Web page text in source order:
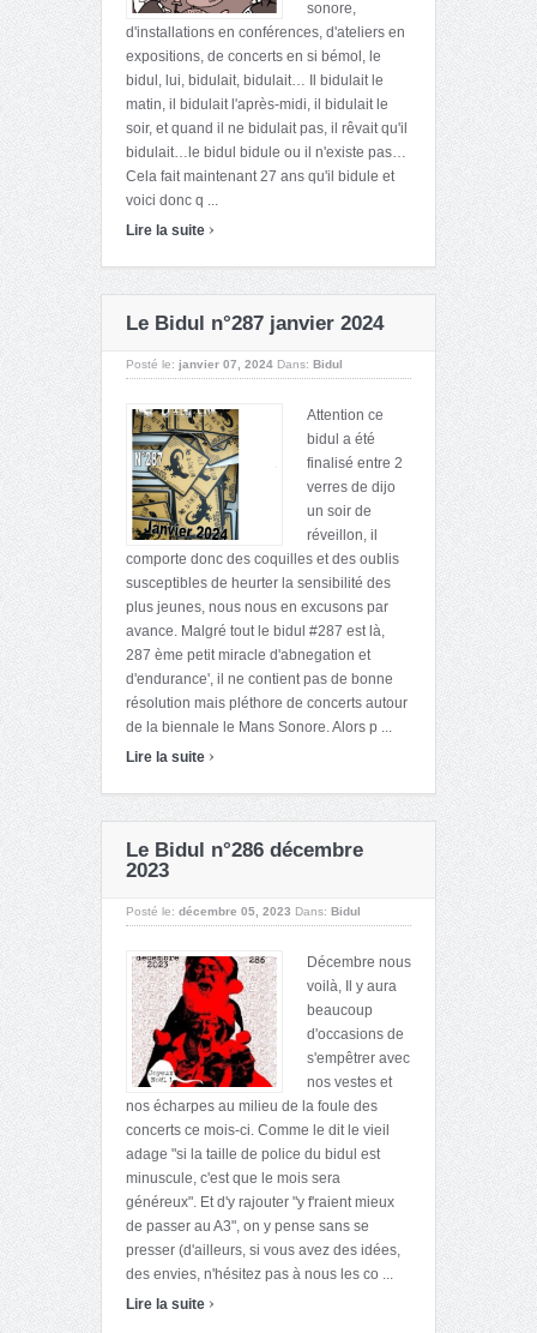
sonore,
d'installations en conférences, d'ateliers en
expositions, de concerts en si bémol, le
bidul, lui, bidulait, bidulait… Il bidulait le
matin, il bidulait l'après-midi, il bidulait le
soir, et quand il ne bidulait pas, il rêvait qu'il
bidulait…le bidul bidule ou il n'existe pas…
Cela fait maintenant 27 ans qu'il bidule et
voici donc q ...
Lire la suite ›
Le Bidul n°287 janvier 2024
Posté le: janvier 07, 2024 Dans: Bidul
Attention ce
bidul a été
finalisé entre 2
verres de dijo
un soir de
réveillon, il
comporte donc des coquilles et des oublis
susceptibles de heurter la sensibilité des
plus jeunes, nous nous en excusons par
avance. Malgré tout le bidul #287 est là,
287 ème petit miracle d'abnegation et
d'endurance', il ne contient pas de bonne
résolution mais pléthore de concerts autour
de la biennale le Mans Sonore. Alors p ...
Lire la suite ›
Le Bidul n°286 décembre
2023
Posté le: décembre 05, 2023 Dans: Bidul
Décembre nous
voilà, Il y aura
beaucoup
d'occasions de
s'empêtrer avec
nos vestes et
nos écharpes au milieu de la foule des
concerts ce mois-ci. Comme le dit le vieil
adage "si la taille de police du bidul est
minuscule, c'est que le mois sera
généreux". Et d'y rajouter "y f'raient mieux
de passer au A3", on y pense sans se
presser (d'ailleurs, si vous avez des idées,
des envies, n'hésitez pas à nous les co ...
Lire la suite ›